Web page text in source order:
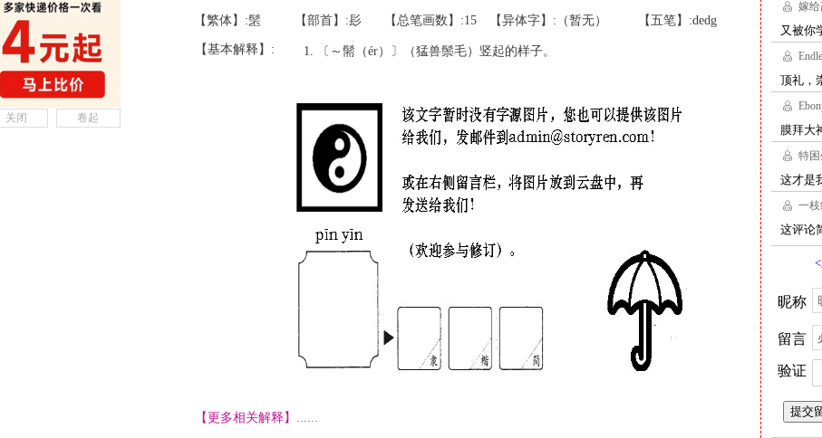
【繁体】:髬 【部首】:髟 【总笔画数】:15 【异体字】:（暂无） 【五笔】:dedg
【基本解释】: 〔～髵（ér）〕（猛兽鬃毛）竖起的样子。
【更多相关解释】......
关闭 卷起